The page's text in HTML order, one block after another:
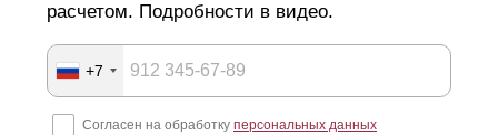
расчетом. Подробности в видео.
+7
Согласен на обработку персональных данных